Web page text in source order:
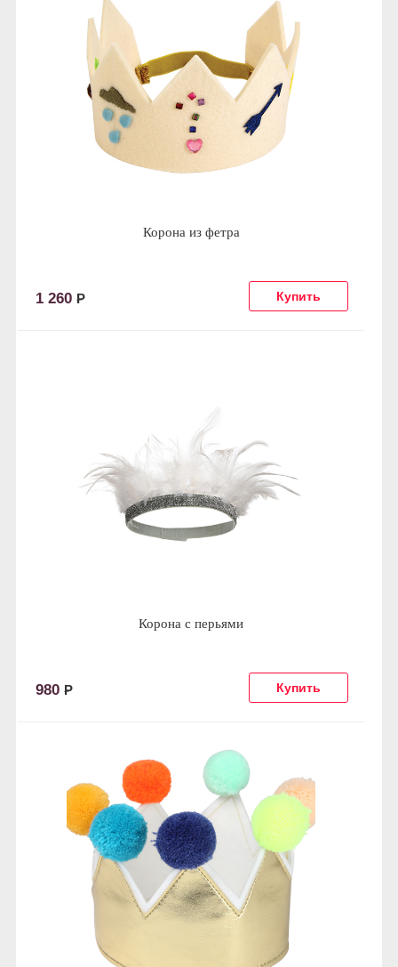
Корона из фетра
1 260 Р
Корона с перьями
980 Р